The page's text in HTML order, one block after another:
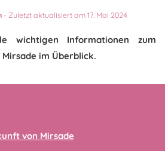
- Zuletzt aktualisiert am 17. Mai 2024
wichtigen Informationen zum
im Überblick.
von Mirsade